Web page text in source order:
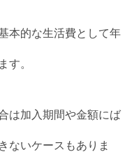
本的な生活費として年
す。
は加入期間や金額にば
ないケースもありま